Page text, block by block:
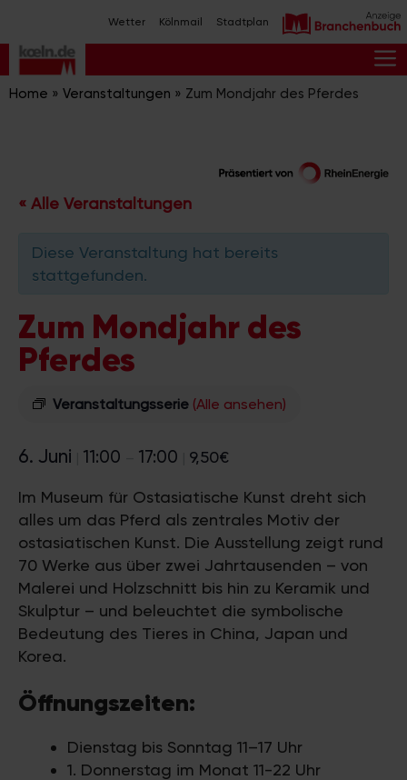
Inhalt
springen
Wetter Kölnmail Stadtplan
Home » Veranstaltungen » Zum Mondjahr des Pferdes
« Alle Veranstaltungen
Diese Veranstaltung hat bereits
stattgefunden.
Zum Mondjahr des
Pferdes
Veranstaltungsserie (Alle ansehen)
6. Juni 11:00 17:00 9,50€
Im Museum für Ostasiatische Kunst dreht sich
alles um das Pferd als zentrales Motiv der
ostasiatischen Kunst. Die Ausstellung zeigt rund
70 Werke aus über zwei Jahrtausenden – von
Malerei und Holzschnitt bis hin zu Keramik und
Skulptur – und beleuchtet die symbolische
Bedeutung des Tieres in China, Japan und
Korea.
Öffnungszeiten:
Dienstag bis Sonntag 11–17 Uhr
1. Donnerstag im Monat 11-22 Uhr